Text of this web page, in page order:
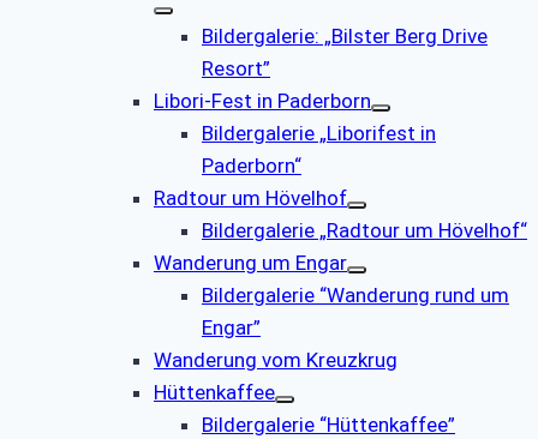
Bildergalerie: „Bilster Berg Drive
Resort”
Libori-Fest in Paderborn
Bildergalerie „Liborifest in
Paderborn“
Radtour um Hövelhof
Bildergalerie „Radtour um Hövelhof“
Wanderung um Engar
Bildergalerie “Wanderung rund um
Engar”
Wanderung vom Kreuzkrug
Hüttenkaffee
Bildergalerie “Hüttenkaffee”